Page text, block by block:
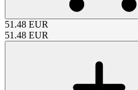
51.48 EUR
51.48 EUR